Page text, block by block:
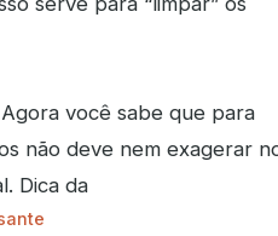
você sabe que para
não deve nem exagerar
Dica da